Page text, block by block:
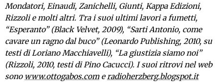
Mondatori, Einaudi, Zanichelli, Giunti, Kappa Edizioni,
Rizzoli e molti altri. Tra i suoi ultimi lavori a fumetti,
“Esperanto” (Black Velvet, 2009), “Sarti Antonio, come
cavare un ragno dal buco” (Leonardo Publishing, 2010, su
testi di Loriano Macchiavelli), “La giustizia siamo noi”
(Rizzoli, 2010, testi di Pino Cacucci). I suoi ritrovi nel web
sono www.ottogabos.comeradioherzberg.blogspot.it